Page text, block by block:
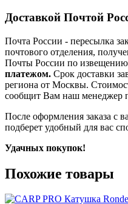
Доставкой Почтой
Почта России - пересылка
почтового отделения,
Почты России по извещению
платежом. Срок доставки
региона от Москвы.
сообщит Вам наш менеджер
После оформления заказа с
подберет удобный для вас
Удачных покупок!
Похожие товары